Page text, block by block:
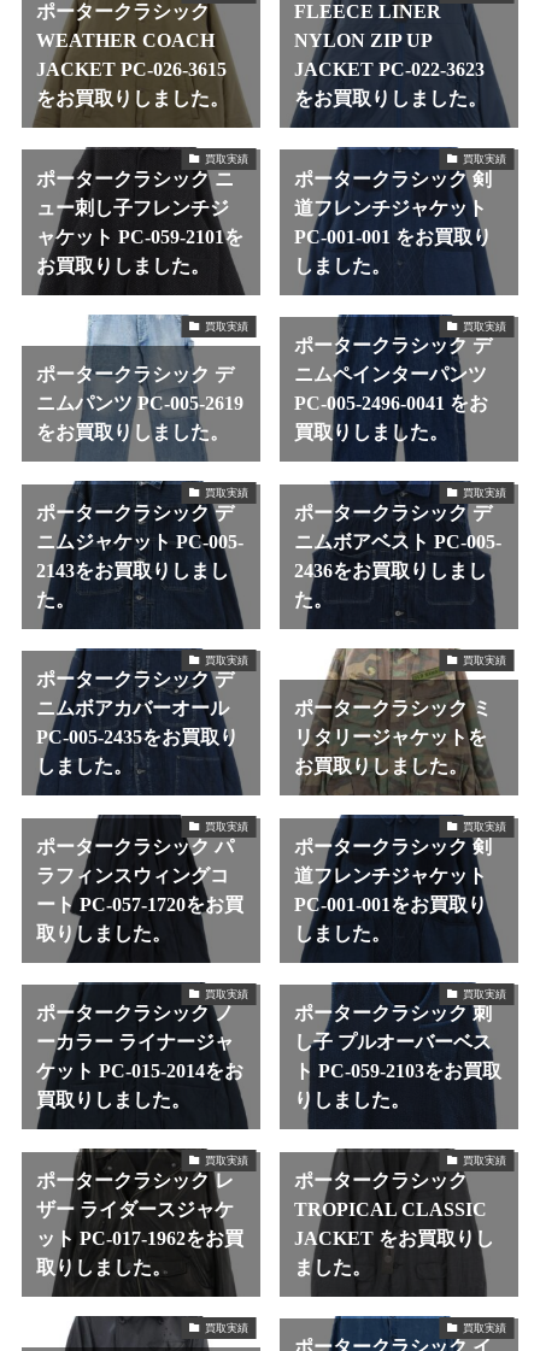
ポータークラシック
WEATHER COACH
JACKET PC-026-3615
をお買取りしました。
FLEECE LINER
NYLON ZIP UP
JACKET PC-022-3623
をお買取りしました。
買取実績
ポータークラシック ニ
ュー刺し子フレンチジ
ャケット PC-059-2101を
お買取りしました。
買取実績
ポータークラシック 剣
道フレンチジャケット
PC-001-001 をお買取り
しました。
買取実績
ポータークラシック デ
ニムパンツ PC-005-2619
をお買取りしました。
買取実績
ポータークラシック デ
ニムペインターパンツ
PC-005-2496-0041 をお
買取りしました。
買取実績
ポータークラシック デ
ニムジャケット PC-005-
2143をお買取りしまし
た。
買取実績
ポータークラシック デ
ニムボアベスト PC-005-
2436をお買取りしまし
た。
買取実績
ポータークラシック デ
ニムボアカバーオール
PC-005-2435をお買取り
しました。
買取実績
ポータークラシック ミ
リタリージャケットを
お買取りしました。
買取実績
ポータークラシック パ
ラフィンスウィングコ
ート PC-057-1720をお買
取りしました。
買取実績
ポータークラシック 剣
道フレンチジャケット
PC-001-001をお買取り
しました。
買取実績
ポータークラシック ノ
ーカラー ライナージャ
ケット PC-015-2014をお
買取りしました。
買取実績
ポータークラシック 刺
し子 プルオーバーベス
ト PC-059-2103をお買取
りしました。
買取実績
ポータークラシック レ
ザー ライダースジャケ
ット PC-017-1962をお買
取りしました。
買取実績
ポータークラシック
TROPICAL CLASSIC
JACKET をお買取りし
ました。
買取実績 買取実績